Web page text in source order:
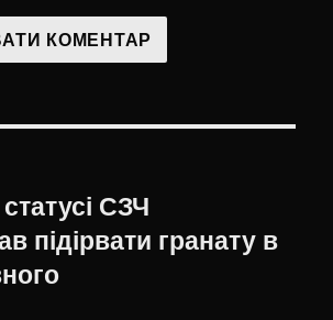
СЗЧ
підірвати гранату в